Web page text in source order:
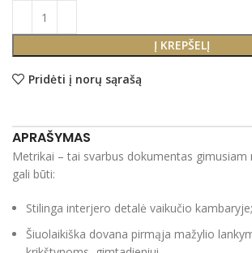
Į KREPŠELĮ
Pridėti į norų sąrašą
APRAŠYMAS
Metrikai – tai svarbus dokumentas gimusiam
gali būti:
Stilinga interjero detalė vaikučio kambaryje;
Šiuolaikiška dovana pirmąja mažylio